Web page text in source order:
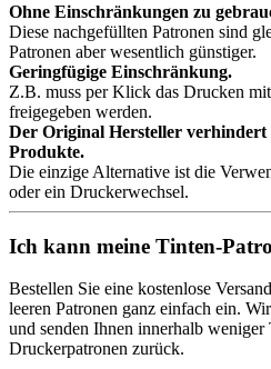
Ohne Einschränkungen zu
Diese nachgefüllten Patronen sind
Patronen aber wesentlich günstiger.
Geringfügige Einschränkung.
Z.B. muss per Klick das Drucken
freigegeben werden.
Der Original Hersteller verhindert
Produkte.
Die einzige Alternative ist die
oder ein Druckerwechsel.
Ich kann meine Tinten-
Bestellen Sie eine kostenlose
leeren Patronen ganz einfach ein.
und senden Ihnen innerhalb weniger
Druckerpatronen zurück.